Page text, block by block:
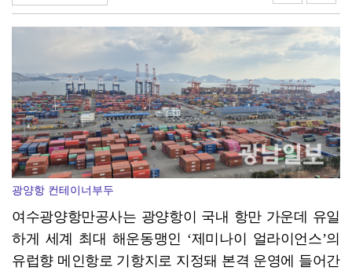
중진공, 유망 중소기업 최대 20억 성장자금
현대차그룹, 공동주택서 주차로봇 실증 추진
광양항 컨테이너부두
여수광양항만공사는 광양항이 국내 항만 가운데 유일
하게 세계 최대 해운동맹인 ‘제미나이 얼라이언스’의
유럽향 메인항로 기항지로 지정돼 본격 운영에 들어간